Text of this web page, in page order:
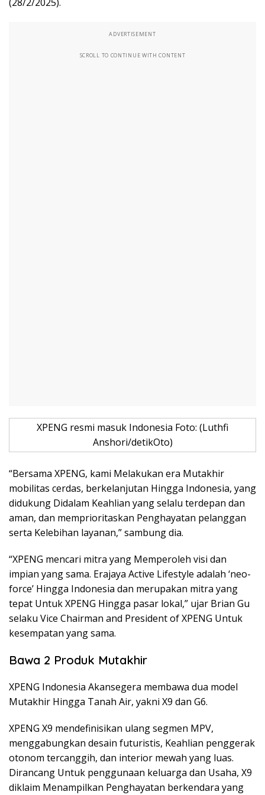
ADVERTISEMENT
SCROLL TO CONTINUE WITH CONTENT
XPENG resmi masuk Indonesia Foto: (Luthfi
Anshori/detikOto)
“Bersama XPENG, kami Melakukan era Mutakhir
mobilitas cerdas, berkelanjutan Hingga Indonesia, yang
didukung Didalam Keahlian yang selalu terdepan dan
aman, dan memprioritaskan Penghayatan pelanggan
serta Kelebihan layanan,” sambung dia.
“XPENG mencari mitra yang Memperoleh visi dan
impian yang sama. Erajaya Active Lifestyle adalah ‘neo-
force’ Hingga Indonesia dan merupakan mitra yang
tepat Untuk XPENG Hingga pasar lokal,” ujar Brian Gu
selaku Vice Chairman and President of XPENG Untuk
kesempatan yang sama.
Bawa 2 Produk Mutakhir
XPENG Indonesia Akansegera membawa dua model
Mutakhir Hingga Tanah Air, yakni X9 dan G6.
XPENG X9 mendefinisikan ulang segmen MPV,
menggabungkan desain futuristis, Keahlian penggerak
otonom tercanggih, dan interior mewah yang luas.
Dirancang Untuk penggunaan keluarga dan Usaha, X9
diklaim Menampilkan Penghayatan berkendara yang